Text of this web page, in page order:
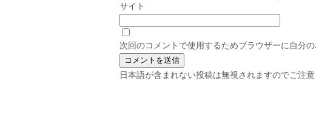
サイト
次回のコメントで使用するためブラウザーに自分
日本語が含まれない投稿は無視されますのでご注意